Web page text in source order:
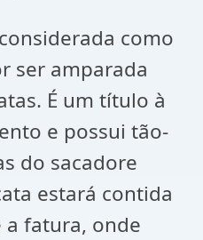
como
ser amparada
É um título à
e possui tão-
do sacadore
estará contida
fatura, onde